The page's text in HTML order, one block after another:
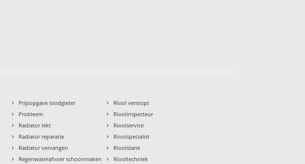
› Prijsopgave loodgieter
› Probleem
› Radiator lekt
› Radiator reparatie
› Radiator vervangen
› Regenwaterafvoer schoonmaken
› Riool verstopt
› Rioolinspecteur
› Rioolservice
› Rioolspecialist
› Rioolstank
› Riooltechniek